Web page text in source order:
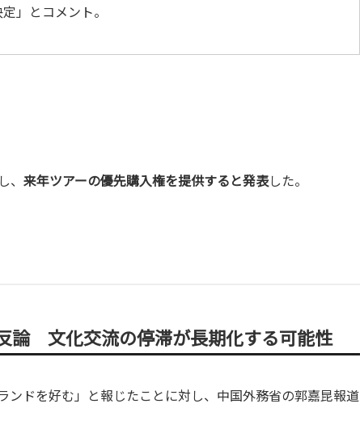
」とコメント。
来年ツアーの優先購入権を提供すると発表した。
論 文化交流の停滞が長期化する可能性
ドを好む」と報じたことに対し、中国外務省の郭嘉昆報道